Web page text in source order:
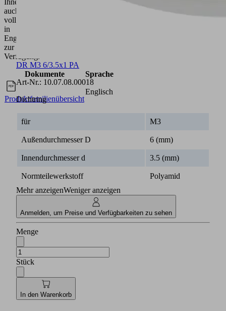
auch
vollumfänglich
in
Englisch
zur
Verfügung.
Dokumente Sprache
Produktfamilienübersicht
Englisch
DR M3 6/3.5x1 PA
Art-Nr.: 10.07.08.00018
Dichtring
für M3
Außendurchmesser D 6 (mm)
Innendurchmesser d 3.5 (mm)
Normteilewerkstoff
Polyamid
Mehr anzeigenWeniger anzeigen
Anmelden, um Preise und Verfügbarkeiten zu sehen
Menge
Stück
In den Warenkorb